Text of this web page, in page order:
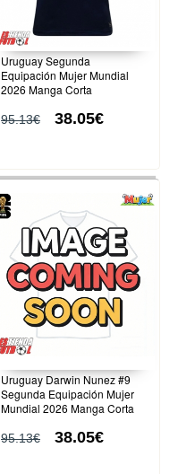
Uruguay Segunda
Equipación Mujer Mundial
2026 Manga Corta
95.13€ 38.05€
Uruguay Darwin Nunez #9
Segunda Equipación Mujer
Mundial 2026 Manga Corta
95.13€ 38.05€